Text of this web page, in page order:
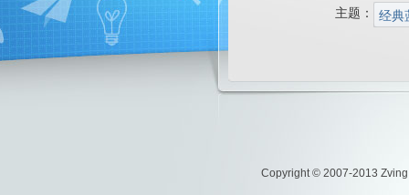
主题：
Copyright © 2007-2013